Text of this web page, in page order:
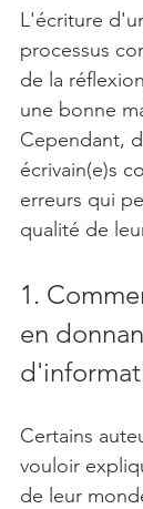
L'écriture
processus
de la
une bonne
Cependant,
écrivain(e)s
erreurs qui
qualité de
1.
en
Certains
vouloir
de leur